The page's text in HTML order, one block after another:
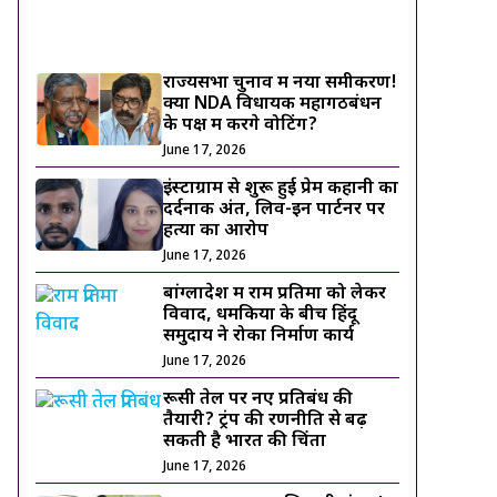
राज्यसभा चुनाव में नया समीकरण!
क्या NDA विधायक महागठबंधन
के पक्ष में करेंगे वोटिंग?
June 17, 2026
इंस्टाग्राम से शुरू हुई प्रेम कहानी का
दर्दनाक अंत, लिव-इन पार्टनर पर
हत्या का आरोप
June 17, 2026
बांग्लादेश में राम प्रतिमा को लेकर
विवाद, धमकियों के बीच हिंदू
समुदाय ने रोका निर्माण कार्य
June 17, 2026
रूसी तेल पर नए प्रतिबंध की
तैयारी? ट्रंप की रणनीति से बढ़
सकती है भारत की चिंता
June 17, 2026